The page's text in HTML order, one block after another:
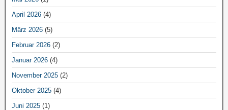
April 2026 (4)
März 2026 (5)
Februar 2026 (2)
Januar 2026 (4)
November 2025 (2)
Oktober 2025 (4)
Juni 2025 (1)